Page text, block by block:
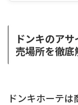
ドンキのア
売場所を徹底
ドンキホーテ